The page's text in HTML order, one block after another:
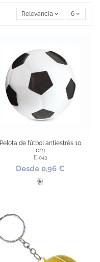
Relevancia 6
Pelota de fútbol antiestrés 10
cm
E-043
Desde 0,96 €
Futbol